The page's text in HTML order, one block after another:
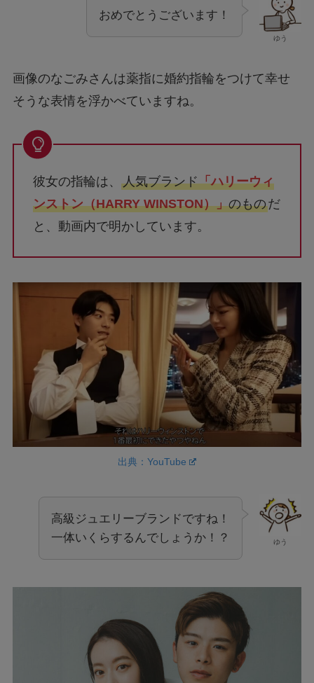
ゆう
おめでとうございます！
画像のなごみさんは薬指に婚約指輪をつけて幸せ
そうな表情を浮かべていますね。
彼女の指輪は、 人気ブランド 「ハリーウィ
ンストン（HARRY WINSTON）」
のもの だ
と、動画内で明かしています。
出典：YouTube
高級ジュエリーブランドですね！
一体いくらするんでしょうか！？